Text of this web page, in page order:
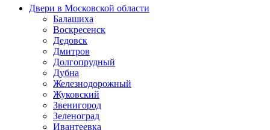
Двери в Московской области
Балашиха
Воскресенск
Дедовск
Дмитров
Долгопрудный
Дубна
Железнодорожный
Жуковский
Звенигород
Зеленоград
Ивантеевка